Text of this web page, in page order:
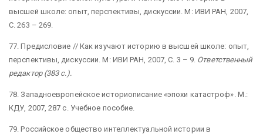
высшей школе: опыт, перспективы, дискуссии. М: ИВИ РАН, 2007,
С. 263 – 269.
77. Предисловие // Как изучают историю в высшей школе: опыт,
перспективы, дискуссии. М: ИВИ РАН, 2007, С. 3 – 9. Ответственный
редактор (383 с.).
78. Западноевропейское историописание «эпохи катастроф». М.:
КДУ, 2007, 287 с. Учебное пособие.
79. Российское общество интеллектуальной истории в